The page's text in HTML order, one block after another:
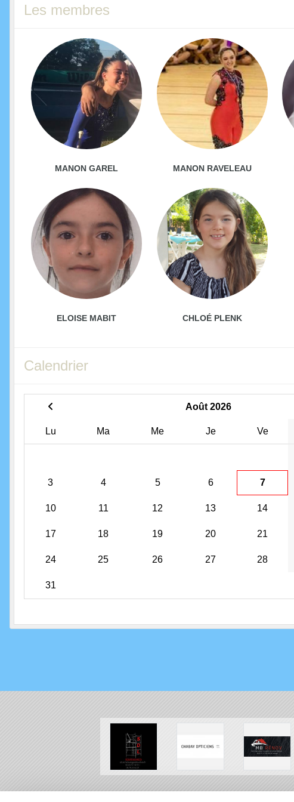
Les membres
MANON GAREL MANON RAVELEAU
ELOISE MABIT CHLOÉ PLENK
Calendrier
Août 2026
Lu Ma Me Je Ve
3 4 5 6 7
10 11 12 13 14
17 18 19 20 21
24 25 26 27 28
31